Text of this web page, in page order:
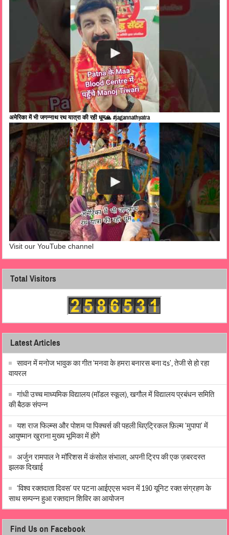
अमेरिका में भी जगन्नाथ रथ यात्रा की रही धूम🙏 #jagannathyatra
Visit our YouTube channel
Total Visitors
Latest Articles
सावन में मनोज भावुक का गीत ‘मनवा के हमरा बनारस बना दs’, तेजी से हो रहा
वायरल
गांधी उच्च माध्यमिक विद्यालय (मॉडल स्कूल), खगौल में विद्यालय प्रबंधन समिति
की बैठक संपन्न
यश राज फिल्म्स और पोशम पा पिक्चर्स की पहली थिएट्रिकल फ़िल्म ‘मुपापा’ में
आयुष्मान खुराना मुख्य भूमिका में होंगे
अर्जुन रामपाल ने मॉरिशस में कंसोल संभाला, अपनी ट्रिप की एक ज़बरदस्त
झलक दिखाई
‘विश्व रक्तदाता दिवस’ पर पटना आईएएस भवन में 190 यूनिट रक्त संग्रहण के
साथ सम्पन्न हुआ रक्तदान शिविर का आयोजन
Find Us on Facebook